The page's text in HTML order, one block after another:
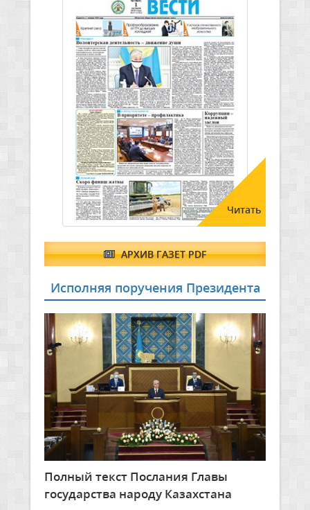
Читать
АРХИВ ГАЗЕТ PDF
Исполняя поручения Президента
Полный текст Послания Главы
государства народу Казахстана